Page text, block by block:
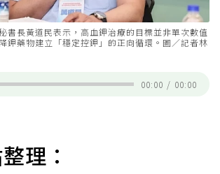
書長黃道民表示，高血鉀治療的目標並非單次數值
鉀藥物建立「穩定控鉀」的正向循環。圖／記者林
00:00 / 00:00
理：